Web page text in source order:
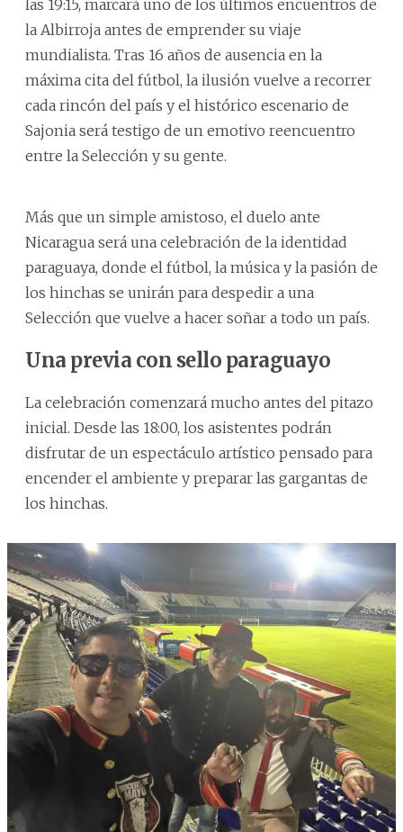
las 19:15, marcará uno de los últimos encuentros de
la Albirroja antes de emprender su viaje
mundialista. Tras 16 años de ausencia en la
máxima cita del fútbol, la ilusión vuelve a recorrer
cada rincón del país y el histórico escenario de
Sajonia será testigo de un emotivo reencuentro
entre la Selección y su gente.
Más que un simple amistoso, el duelo ante
Nicaragua será una celebración de la identidad
paraguaya, donde el fútbol, la música y la pasión de
los hinchas se unirán para despedir a una
Selección que vuelve a hacer soñar a todo un país.
Una previa con sello paraguayo
La celebración comenzará mucho antes del pitazo
inicial. Desde las 18:00, los asistentes podrán
disfrutar de un espectáculo artístico pensado para
encender el ambiente y preparar las gargantas de
los hinchas.